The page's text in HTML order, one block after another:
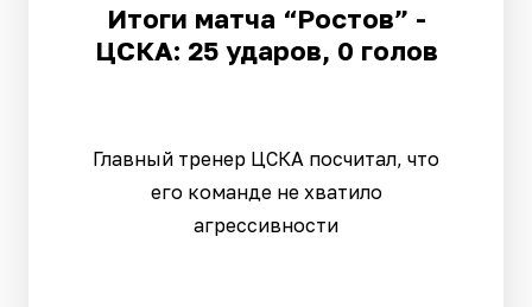
Итоги матча “Ростов” -
ЦСКА: 25 ударов, 0 голов
Главный тренер ЦСКА посчитал, что
его команде не хватило
агрессивности